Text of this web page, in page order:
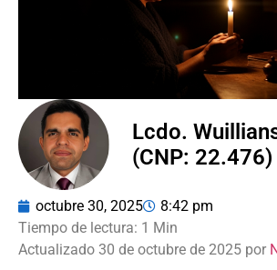
Lcdo.
(CNP: 22.476)
octubre 30, 2025 8:42 pm
Actualizado 30 de octubre de 2025 por